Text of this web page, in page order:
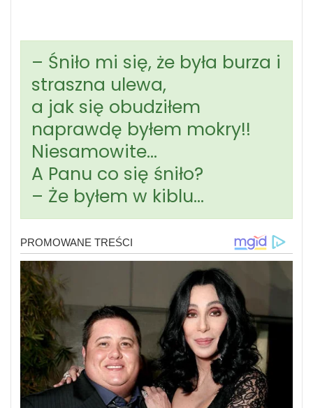
– Śniło mi się, że była burza i
straszna ulewa,
a jak się obudziłem
naprawdę byłem mokry!!
Niesamowite…
A Panu co się śniło?
– Że byłem w kiblu…